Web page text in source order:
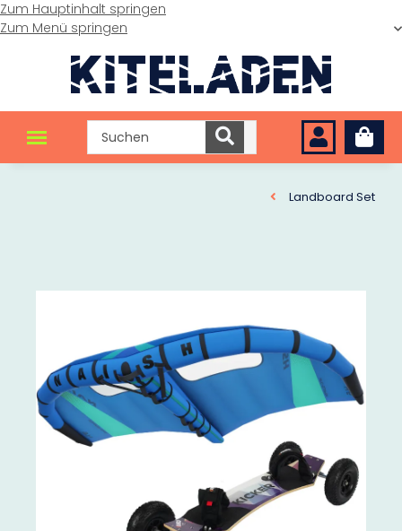
Zum Hauptinhalt springen
Zum Menü springen
Landboard Set